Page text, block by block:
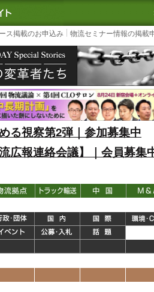
大の物流ニュースサイト
3PL, SCMなど国
ス掲載のお申込み 物流セミナー情報の掲載
る視察第2弾｜参加募集中
広報連絡会議】｜会員募集